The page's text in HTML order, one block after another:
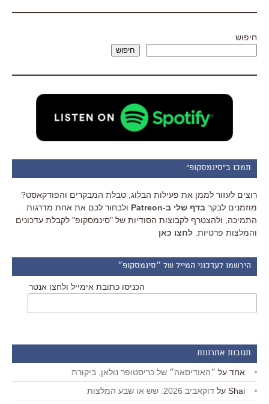
חיפוש
חיפוש
תמכו ב"סינמסקופ"
רוצים לעזור לממן את פעילות הבלוג, טבלת המבקרים והפודקאסט?
מוזמנים לבקר בדף שלי ב-Patreon
ולבחור לכם את אחת מדרגות
התמיכה, ולהצטרף לקבוצות הסודיות של "סינמסקופ" לקבלת עדכונים
והמלצות פרטיות. לחצו כאן
הירשמו לעדכוני המייל של ״סינמסקופ״
הכניסו כתובת אימייל ולחצו אנטר
תגובות אחרונות
אחד על ״האודיסאה״ של כריסטופר נולאן, ביקורת
Shai על דוקאביב 2026: שש או שבע המלצות